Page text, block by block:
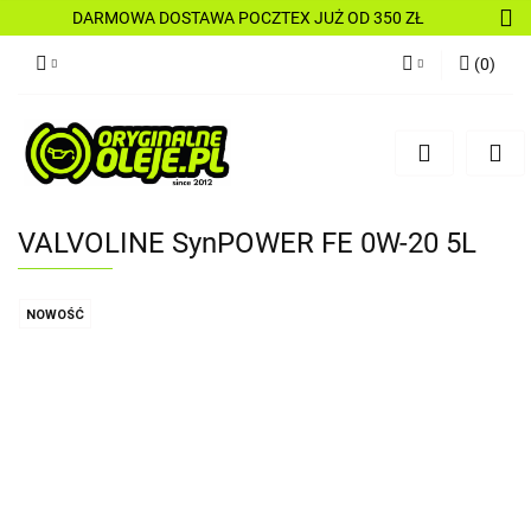
DARMOWA DOSTAWA POCZTEX JUŻ OD 350 ZŁ
Zarejestruj się
(0)
VALVOLINE SynPOWER FE 0W-20 5L
NOWOŚĆ